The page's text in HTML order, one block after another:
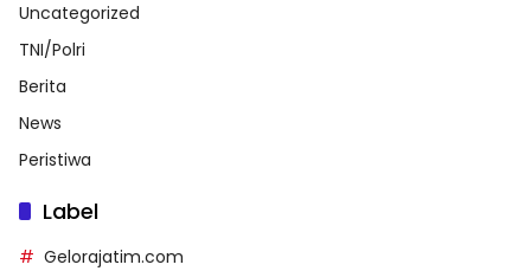
Uncategorized
TNI/Polri
Berita
News
Peristiwa
Label
Gelorajatim.com